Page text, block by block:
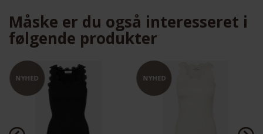
Funktionelle Statistiske
Måske er du også interesseret i
følgende produkter
NYHED NYHED